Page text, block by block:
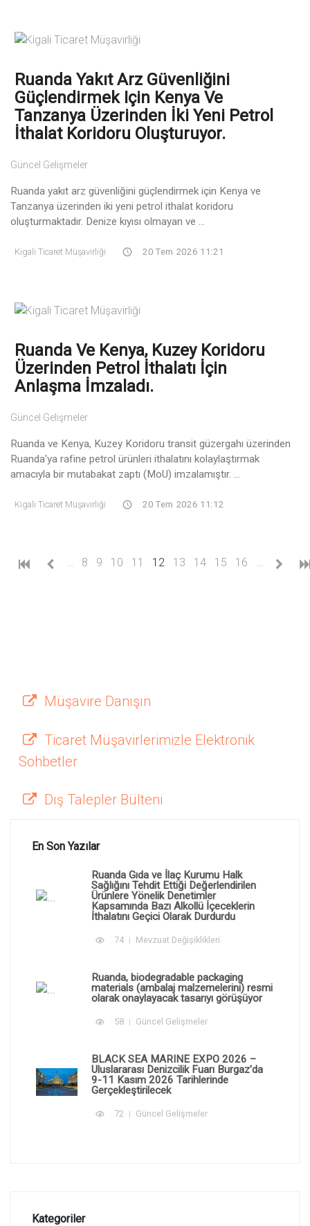
Ruanda Yakıt Arz Güvenliğini
Güçlendirmek Için Kenya Ve
Tanzanya Üzerinden İki Yeni Petrol
İthalat Koridoru Oluşturuyor.
Güncel Gelişmeler
Ruanda yakıt arz güvenliğini güçlendirmek için Kenya ve
Tanzanya üzerinden iki yeni petrol ithalat koridoru
oluşturmaktadır. Denize kıyısı olmayan ve ...
Kigali Ticaret Müşavirliği 20 Tem 2026 11:21
Ruanda Ve Kenya, Kuzey Koridoru
Üzerinden Petrol İthalatı İçin
Anlaşma İmzaladı.
Güncel Gelişmeler
Ruanda ve Kenya, Kuzey Koridoru transit güzergahı üzerinden
Ruanda'ya rafine petrol ürünleri ithalatını kolaylaştırmak
amacıyla bir mutabakat zaptı (MoU) imzalamıştır. ...
Kigali Ticaret Müşavirliği 20 Tem 2026 11:12
8 9 10 11 12 (current)
13 14 15 16
Müşavire Danışın
Ticaret Müşavirlerimizle Elektronik
Sohbetler
Dış Talepler Bülteni
En Son Yazılar
Ruanda Gıda ve İlaç Kurumu Halk
Sağlığını Tehdit Ettiği Değerlendirilen
Ürünlere Yönelik Denetimler
Kapsamında Bazı Alkollü İçeceklerin
İthalatını Geçici Olarak Durdurdu
74 Mevzuat Değişiklikleri
Ruanda, biodegradable packaging
materials (ambalaj malzemelerini) resmi
olarak onaylayacak tasarıyı görüşüyor
58 Güncel Gelişmeler
BLACK SEA MARINE EXPO 2026 –
Uluslararası Denizcilik Fuarı Burgaz'da
9-11 Kasım 2026 Tarihlerinde
Gerçekleştirilecek
72 Güncel Gelişmeler
Kategoriler